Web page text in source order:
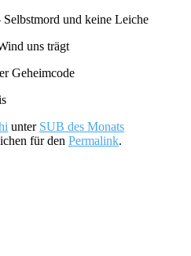
und keine Leiche
uns trägt
Geheimcode
unter SUB des Monats
für den Permalink.